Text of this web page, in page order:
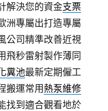
解決您的資金支票
洲專屬出打造專屬
公司精準改善近視
飛秒雷射製作薄同
糞池最新定期僱工
搬運常用 熱泵維修
找到適合觀看地於